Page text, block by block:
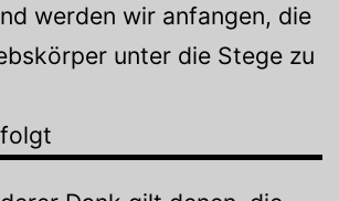
werden wir anfangen, die
unter die Stege zu